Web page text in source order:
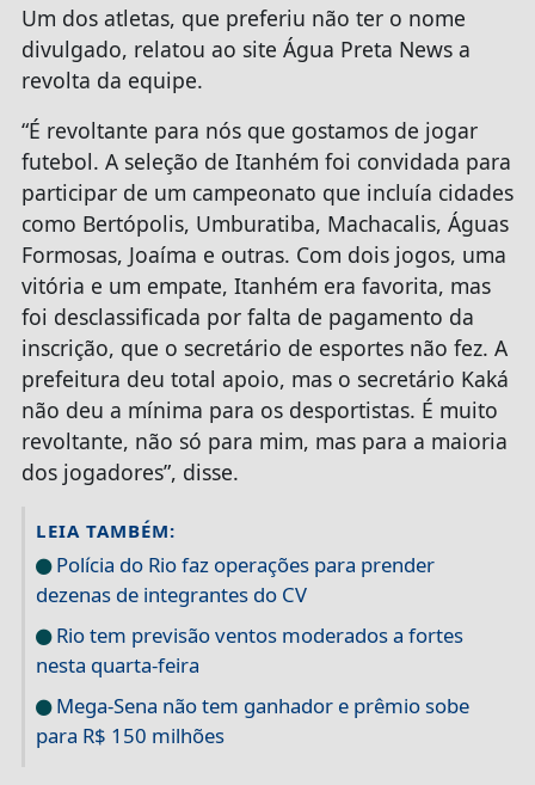
Um dos atletas, que preferiu não ter o nome
divulgado, relatou ao site Água Preta News a
revolta da equipe.
“É revoltante para nós que gostamos de jogar
futebol. A seleção de Itanhém foi convidada para
participar de um campeonato que incluía cidades
como Bertópolis, Umburatiba, Machacalis, Águas
Formosas, Joaíma e outras. Com dois jogos, uma
vitória e um empate, Itanhém era favorita, mas
foi desclassificada por falta de pagamento da
inscrição, que o secretário de esportes não fez. A
prefeitura deu total apoio, mas o secretário Kaká
não deu a mínima para os desportistas. É muito
revoltante, não só para mim, mas para a maioria
dos jogadores”, disse.
LEIA TAMBÉM:
Polícia do Rio faz operações para prender
dezenas de integrantes do CV
Rio tem previsão ventos moderados a fortes
nesta quarta-feira
Mega-Sena não tem ganhador e prêmio sobe
para R$ 150 milhões